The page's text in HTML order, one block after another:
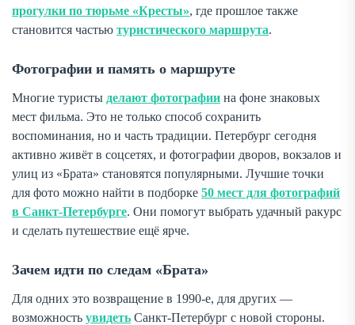
прогулки по тюрьме «Кресты», где прошлое также
становится частью туристического маршрута.
Фотографии и память о маршруте
Многие туристы делают фотографии на фоне знаковых
мест фильма. Это не только способ сохранить
воспоминания, но и часть традиции. Петербург сегодня
активно живёт в соцсетях, и фотографии дворов, вокзалов и
улиц из «Брата» становятся популярными. Лучшие точки
для фото можно найти в подборке 50 мест для фотографий
в Санкт-Петербурге. Они помогут выбрать удачный ракурс
и сделать путешествие ещё ярче.
Зачем идти по следам «Брата»
Для одних это возвращение в 1990-е, для других —
возможность увидеть Санкт-Петербург с новой стороны.